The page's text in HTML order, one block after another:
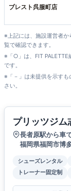
ブレスト呉服町店
※上記には、施設運営者
覧で確認できます。
※「○」は、FIT PALETTE
です。
※「－」は未提供を示す
さい。
プリッツジム
長者原駅から車
福岡県福岡市博
シューズレンタル
トレーナー固定制